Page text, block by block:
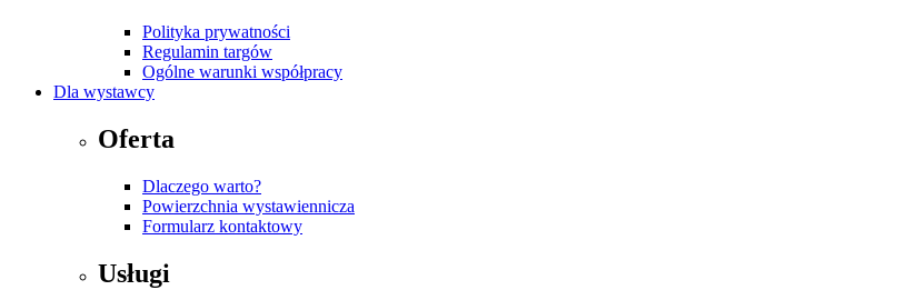
Polityka prywatności
Regulamin targów
Ogólne warunki współpracy
Dla wystawcy
Oferta
Dlaczego warto?
Powierzchnia wystawiennicza
Formularz kontaktowy
Usługi